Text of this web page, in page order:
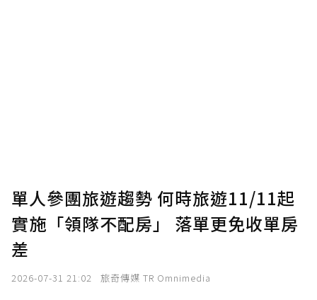
單人參團旅遊趨勢 何時旅遊11/11起
實施「領隊不配房」 落單更免收單房
差
2026-07-31 21:02 旅奇傳媒 TR Omnimedia